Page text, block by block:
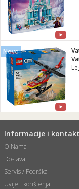
Novo
Informacije i kontakt
O Nama
Dostava
Servis / Podrška
Uvijeti korištenja